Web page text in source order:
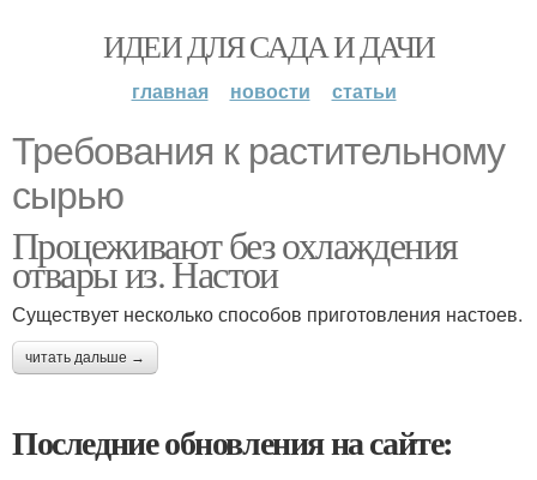
ИДЕИ ДЛЯ САДА И ДАЧИ
главная новости статьи
Требования к растительному
сырью
Процеживают без охлаждения
отвары из. Настои
Существует несколько способов приготовления настоев.
читать дальше →
Последние обновления на сайте: